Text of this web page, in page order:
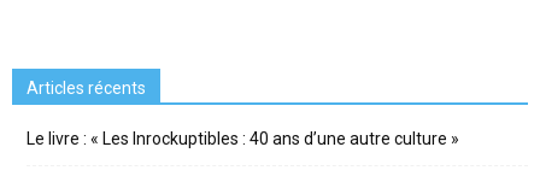
Articles récents
Le livre : « Les Inrockuptibles : 40 ans d’une autre culture »